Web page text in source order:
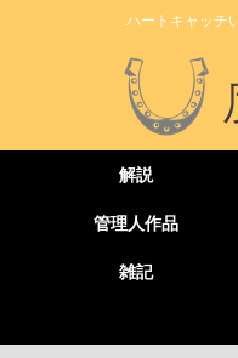
ハートキャッチ
解説
管理人作品
雑記